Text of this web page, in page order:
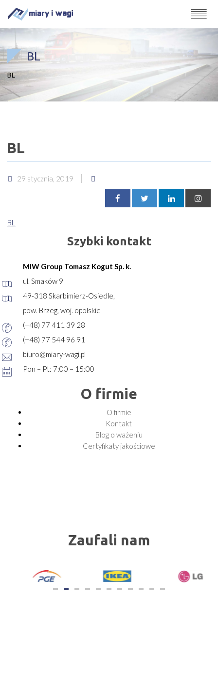
BL
BL
BL
29 stycznia, 2019
BL
Szybki kontakt
MIW Group Tomasz Kogut Sp. k.
ul. Smaków 9
49-318 Skarbimierz-Osiedle,
pow. Brzeg, woj. opolskie
(+48) 77 411 39 28
(+48) 77 544 96 91
biuro@miary-wagi.pl
Pon – Pt: 7:00 – 15:00
O firmie
O firmie
Kontakt
Blog o ważeniu
Certyfikaty jakościowe
Zaufali nam